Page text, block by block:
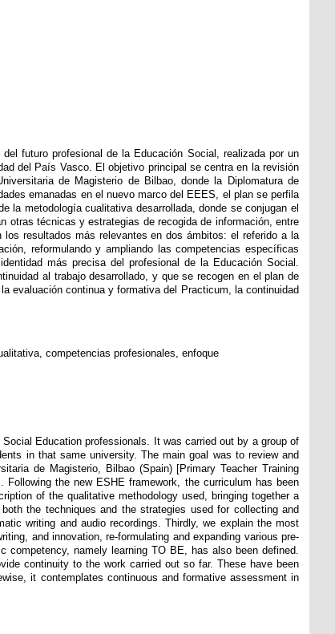
futuro profesional de la Educación Social, realizada por un
del País Vasco. El objetivo principal se centra en la revisión
de Magisterio de Bilbao, donde la Diplomatura de
emanadas en el nuevo marco del EEES, el plan se perfila
la metodología cualitativa desarrollada, donde se conjugan el
otras técnicas y estrategias de recogida de información, entre
resultados más relevantes en dos ámbitos: el referido a la
reformulando y ampliando las competencias específicas
más precisa del profesional de la Educación Social.
al trabajo desarrollado, y que se recogen en el plan de
evaluación continua y formativa del Practicum, la continuidad
competencias profesionales, enfoque
Education professionals. It was carried out by a group of
in that same university. The main goal was to review and
de Magisterio, Bilbao (Spain) [Primary Teacher Training
the new ESHE framework, the curriculum has been
of the qualitative methodology used, bringing together a
the techniques and the strategies used for collecting and
writing and audio recordings. Thirdly, we explain the most
and innovation, re-formulating and expanding various pre-
namely learning TO BE, has also been defined.
continuity to the work carried out so far. These have been
it contemplates continuous and formative assessment in